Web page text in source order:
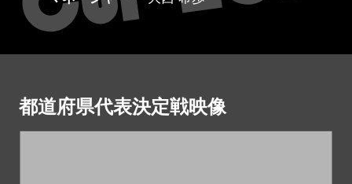
都道府県代表決定戦映像